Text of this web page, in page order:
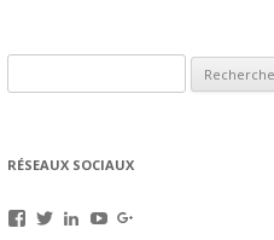
RÉSEAUX SOCIAUX
VoirVoir VoirVoir